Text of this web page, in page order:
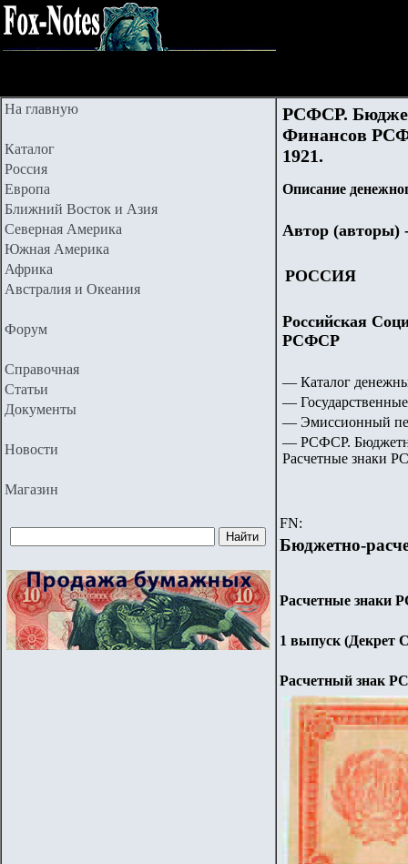
На главную
Каталог
Россия
Европа
Ближний Восток и Азия
Северная Америка
Южная Америка
Африка
Австралия и Океания
Форум
Справочная
Статьи
Документы
Новости
Магазин
РСФСР.
Финансов
1921.
Описание
Автор (авторы)
РОССИЯ
Российская
РСФСР
— Каталог
—
— Эмиссионный
— РСФСР.
Расчетные знаки
FN:
Бюджетно-
Расчетные знаки
1 выпуск (Декрет
Расчетный знак